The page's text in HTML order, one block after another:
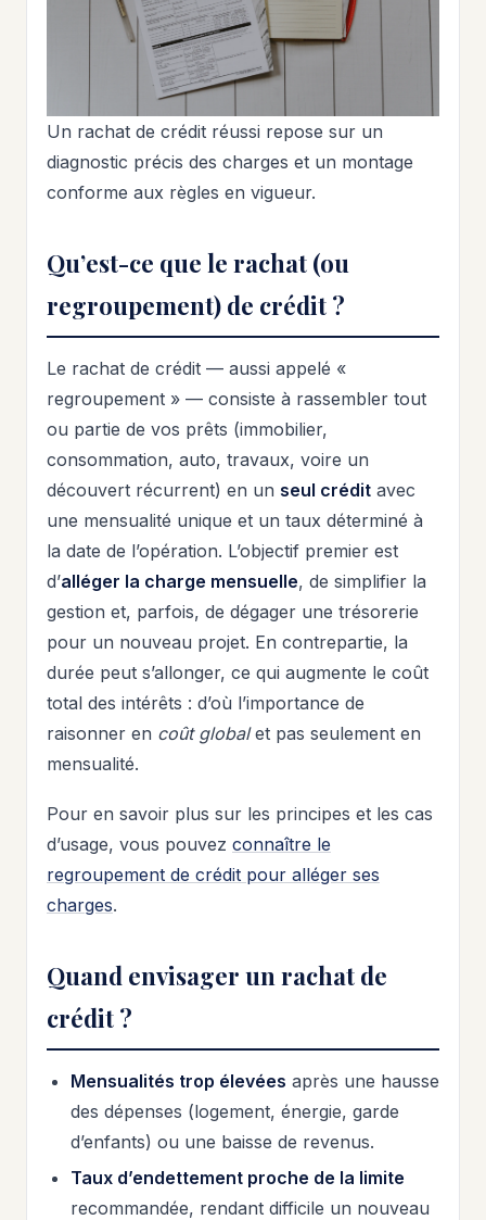
Un rachat de crédit réussi repose sur un
diagnostic précis des charges et un montage
conforme aux règles en vigueur.
Qu’est-ce que le rachat (ou
regroupement) de crédit ?
Le rachat de crédit — aussi appelé «
regroupement » — consiste à rassembler tout
ou partie de vos prêts (immobilier,
consommation, auto, travaux, voire un
découvert récurrent) en un seul crédit avec
une mensualité unique et un taux déterminé à
la date de l’opération. L’objectif premier est
d’alléger la charge mensuelle, de simplifier la
gestion et, parfois, de dégager une trésorerie
pour un nouveau projet. En contrepartie, la
durée peut s’allonger, ce qui augmente le coût
total des intérêts : d’où l’importance de
raisonner en coût globalet pas seulement en
mensualité.
Pour en savoir plus sur les principes et les cas
d’usage, vous pouvez connaître le
regroupement de crédit pour alléger ses
charges.
Quand envisager un rachat de
crédit ?
Mensualités trop élevées après une hausse
des dépenses (logement, énergie, garde
d’enfants) ou une baisse de revenus.
Taux d’endettement proche de la limite
recommandée, rendant difficile un nouveau